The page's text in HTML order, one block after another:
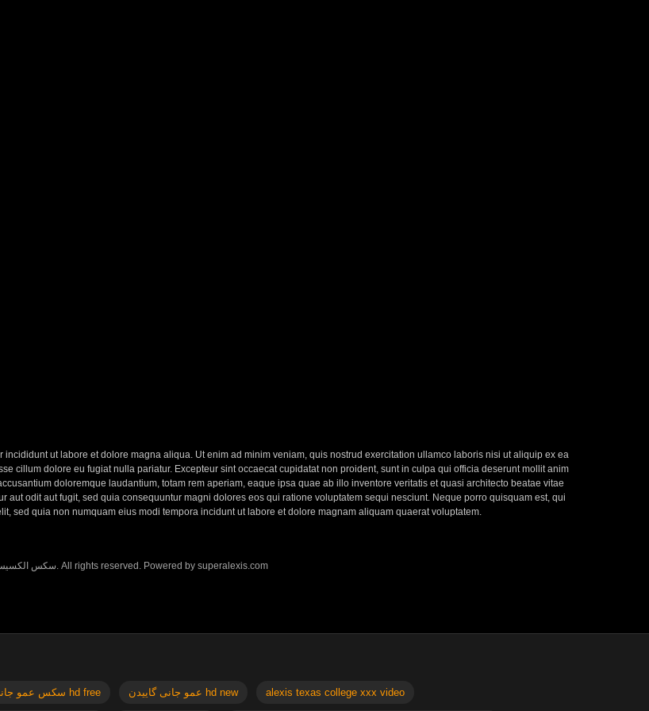
ut labore et dolore magna aliqua. Ut enim ad minim veniam, quis nostrud exercitation ullamco laboris nisi ut aliquip ex ea
cillum dolore eu fugiat nulla pariatur. Excepteur sint occaecat cupidatat non proident, sunt in culpa qui officia deserunt mollit anim
doloremque laudantium, totam rem aperiam, eaque ipsa quae ab illo inventore veritatis et quasi architecto beatae vitae
odit aut fugit, sed quia consequuntur magni dolores eos qui ratione voluptatem sequi nesciunt. Neque porro quisquam est, qui
sed quia non numquam eius modi tempora incidunt ut labore et dolore magnam aliquam quaerat voluptatem.
2026 - سکس الکسیس. All rights reserved. Powered by superalexis.com
سکس عمو جانی hd free عمو جانی گاییدن hd new alexis texas college xxx video